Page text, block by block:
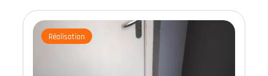
Réalisation